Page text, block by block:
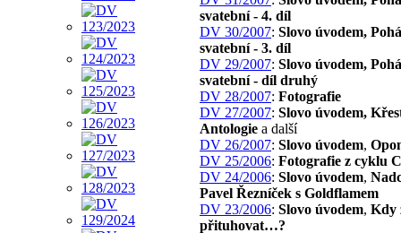
svatební - 4. díl
DV 30/2007: Slovo úvodem,
svatební - 3. díl
DV 29/2007: Slovo úvodem,
svatební - díl druhý
DV 28/2007: Fotografie
DV 27/2007: Slovo úvodem,
Antologie a další
DV 26/2007: Slovo úvodem,
DV 25/2006: Fotografie z cyklu
DV 24/2006: Slovo úvodem,
Pavel Řezníček s Goldflamem
DV 23/2006: Slovo úvodem, Kdy
přituhovat…?